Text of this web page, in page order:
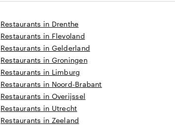
Restaurants in Drenthe
Restaurants in Flevoland
Restaurants in Gelderland
Restaurants in Groningen
Restaurants in Limburg
Restaurants in Noord-Brabant
Restaurants in Overijssel
Restaurants in Utrecht
Restaurants in Zeeland